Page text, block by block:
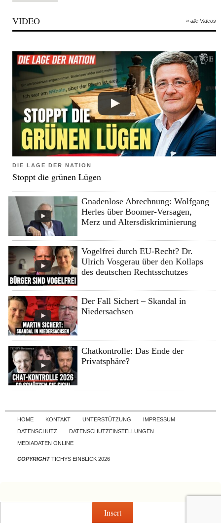
VIDEO » alle Videos
DIE LAGE DER NATION
Stoppt die grünen Lügen
Gnadenlose Abrechnung: Wolfgang
Herles über Boomer-Versagen,
Merz und Altersdiskriminierung
Vogelfrei durch EU-Recht? Dr.
Ulrich Vosgerau über den Kollaps
des deutschen Rechtsschutzes
Der Fall Sichert – Skandal in
Niedersachsen
Chatkontrolle: Das Ende der
Privatsphäre?
Skip to content
HOME KONTAKT UNTERSTÜTZUNG
IMPRESSUM
DATENSCHUTZ
DATENSCHUTZEINSTELLUNGEN
MEDIADATEN ONLINE
COPYRIGHTTICHYS EINBLICK 2026
Insert